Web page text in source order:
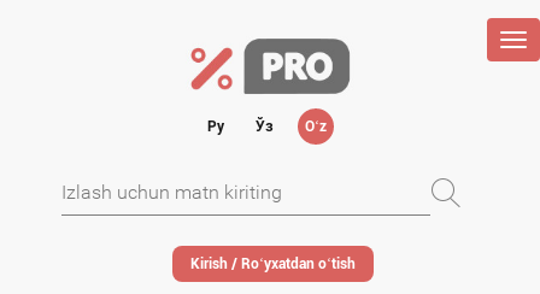
Ру Ўз Oʻz
Kirish / Roʻyхatdan oʻtish